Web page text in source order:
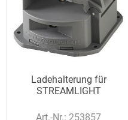
Ladehalterung für
STREAMLIGHT
Art.-Nr.: 253857